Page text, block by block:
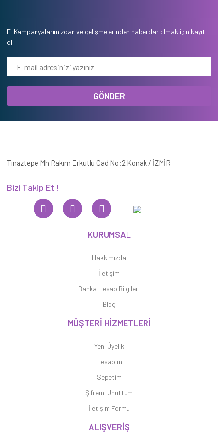
E-Kampanyalarımızdan ve gelişmelerinden haberdar olmak için kayıt
ol!
GÖNDER
Tınaztepe Mh Rakım Erkutlu Cad No:2 Konak / İZMİR
Bizi Takip Et !
KURUMSAL
Hakkımızda
İletişim
Banka Hesap Bilgileri
Blog
MÜŞTERİ HİZMETLERİ
Yeni Üyelik
Hesabım
Sepetim
Şifremi Unuttum
İletişim Formu
ALIŞVERİŞ